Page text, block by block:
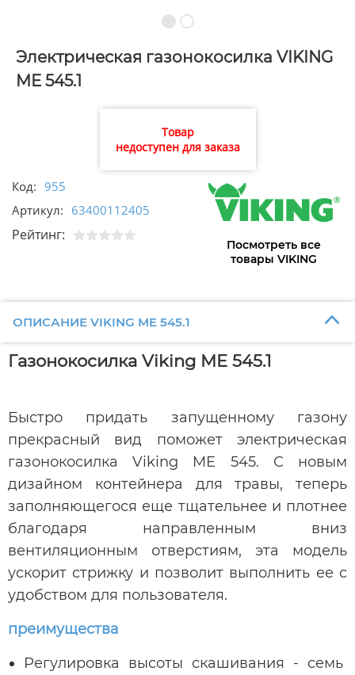
Электрическая газонокосилка VIKING
ME 545.1
Товар
недоступен для заказа
Код: 955
Артикул: 63400112405
Рейтинг:
Посмотреть все
товары VIKING
ОПИСАНИЕ VIKING ME 545.1
Газонокосилка Viking ME 545.1
Быстро придать запущенному газону
прекрасный вид поможет электрическая
газонокосилка Viking ME 545. С новым
дизайном контейнера для травы, теперь
заполняющегося еще тщательнее и плотнее
благодаря направленным вниз
вентиляционным отверстиям, эта модель
ускорит стрижку и позволит выполнить ее с
удобством для пользователя.
преимущества
Регулировка высоты скашивания - семь